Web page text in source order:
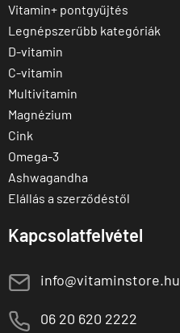
Vitamin+ pontgyűjtés
Legnépszerűbb kategóriák
D-vitamin
C-vitamin
Multivitamin
Magnézium
Cink
Omega-3
Ashwagandha
Elállás a szerződéstől
Kapcsolatfelvétel
E info@vitaminstore.hu
M 06 20 620 2222